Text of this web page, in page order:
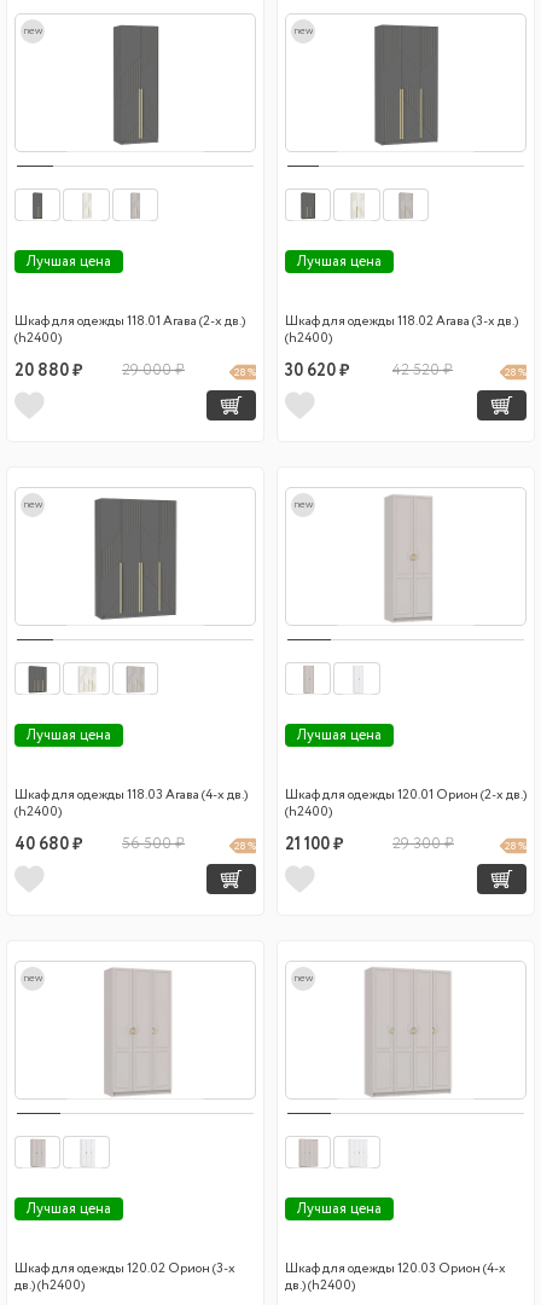
new
Лучшая цена
Шкаф для одежды 118.01 Агава (2-х дв.)
(h2400)
20 880 ₽ 29 000 ₽ 28 %
new
Лучшая цена
Шкаф для одежды 118.02 Агава (3-х дв.)
(h2400)
30 620 ₽ 42 520 ₽ 28 %
new
Лучшая цена
Шкаф для одежды 118.03 Агава (4-х дв.)
(h2400)
40 680 ₽ 56 500 ₽ 28 %
new
Лучшая цена
Шкаф для одежды 120.01 Орион (2-х дв.)
(h2400)
21 100 ₽ 29 300 ₽ 28 %
new
Лучшая цена
Шкаф для одежды 120.02 Орион (3-х
дв.) (h2400)
new
Лучшая цена
Шкаф для одежды 120.03 Орион (4-х
дв.) (h2400)